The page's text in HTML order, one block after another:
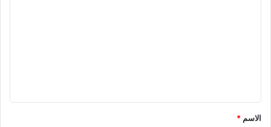
*
الاسم *